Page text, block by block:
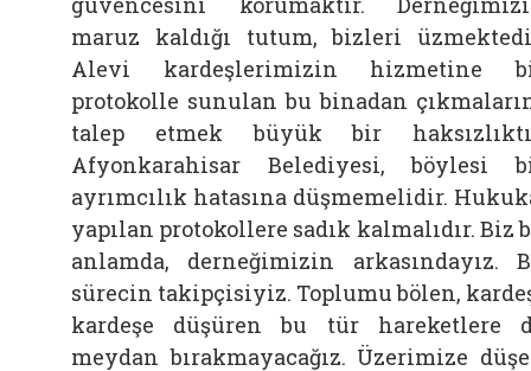
maruz kaldığı tutum, bizleri
Alevi kardeşlerimizin hizmetine
protokolle sunulan bu binadan
talep etmek büyük bir
Afyonkarahisar Belediyesi, böylesi
ayrımcılık hatasına düşmemelidir.
yapılan protokollere sadık kalmalıdır. Biz
anlamda, derneğimizin arkasındayız.
sürecin takipçisiyiz. Toplumu bölen,
kardeşe düşüren bu tür hareketlere
meydan bırakmayacağız. Üzerimize